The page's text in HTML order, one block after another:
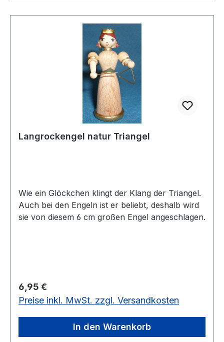
Langrockengel natur Triangel
Wie ein Glöckchen klingt der Klang der Triangel.
Auch bei den Engeln ist er beliebt, deshalb wird
sie von diesem 6 cm großen Engel angeschlagen.
Regulärer Preis:
6,95 €
Preise inkl. MwSt. zzgl. Versandkosten
In den Warenkorb